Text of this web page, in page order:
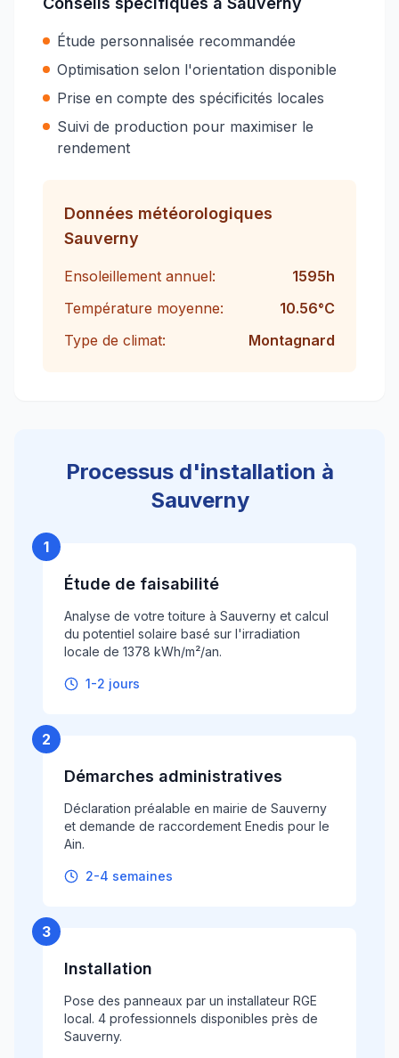
Étude personnalisée recommandée
Optimisation selon l'orientation disponible
Prise en compte des spécificités locales
Suivi de production pour maximiser le
rendement
Données météorologiques
Sauverny
Ensoleillement annuel: 1595h
Température moyenne:
10.56°C
Type de climat:
Montagnard
Processus d'installation à
Sauverny
1
Étude de faisabilité
Analyse de votre toiture à Sauverny et calcul
du potentiel solaire basé sur l'irradiation
locale de 1378 kWh/m²/an.
1-2 jours
2
Démarches administratives
Déclaration préalable en mairie de Sauverny
et demande de raccordement Enedis pour le
Ain.
2-4 semaines
3
Installation
Pose des panneaux par un installateur RGE
local. 4 professionnels disponibles près de
Sauverny.